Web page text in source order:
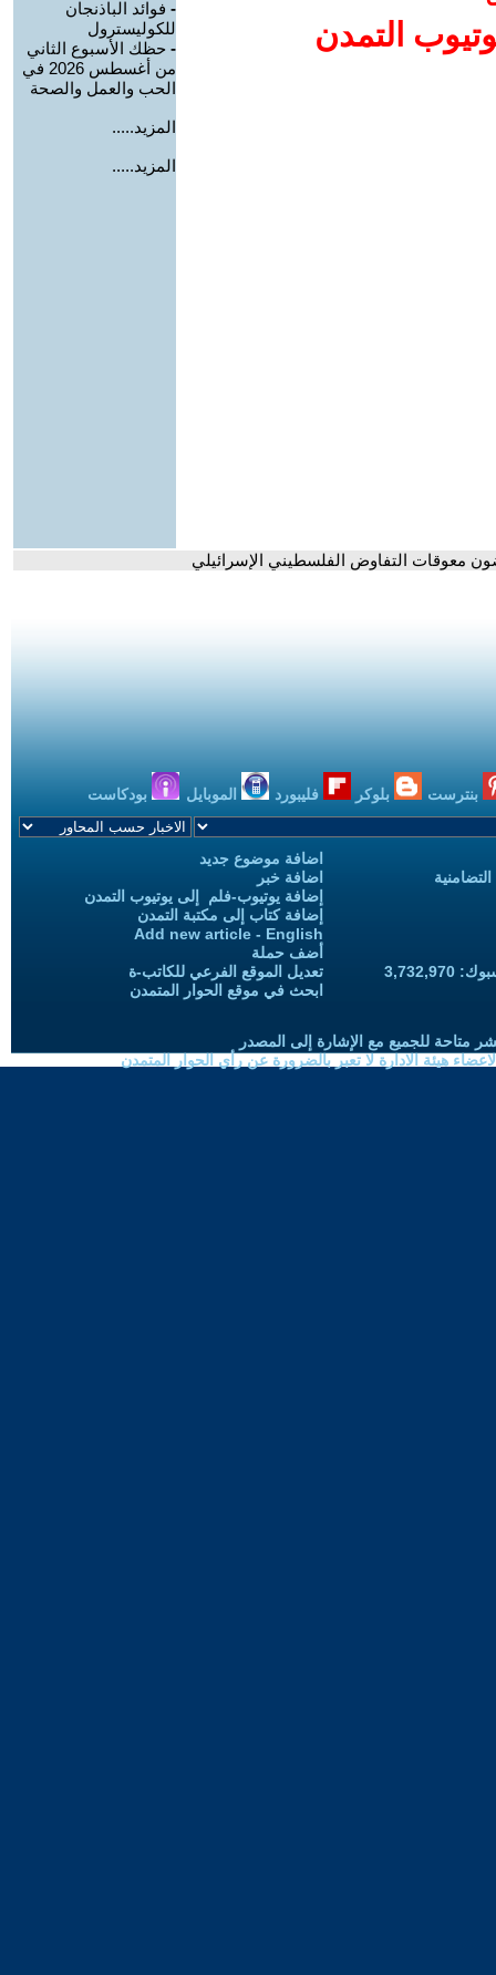
التمدن
- فوائد الباذنجان
للكوليسترول
- حظك الأسبوع الثاني
من أغسطس 2026 في
الحب والعمل والصحة
المزيد.....
المزيد.....
معوقات التفاوض الفلسطيني الإسرائيلي
بنترست بلوكر فليبورد الموبايل بودكاست
اضافة موضوع جديد
اضافة خبر
إضافة يوتيوب-فلم إلى يوتيوب التمدن
إضافة كتاب إلى مكتبة التمدن
Add new article - English
أضف حملة
تعديل الموقع الفرعي للكاتب-ة
ابحث في موقع الحوار المتمدن
متاحة للجميع مع الإشارة إلى المصدر
هيئة الادارة لا تعبر بالضرورة عن رأي الحوار المتمدن